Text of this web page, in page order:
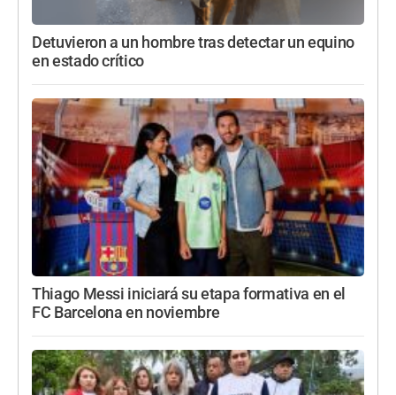
Detuvieron a un hombre tras detectar un equino
en estado crítico
Thiago Messi iniciará su etapa formativa en el
FC Barcelona en noviembre